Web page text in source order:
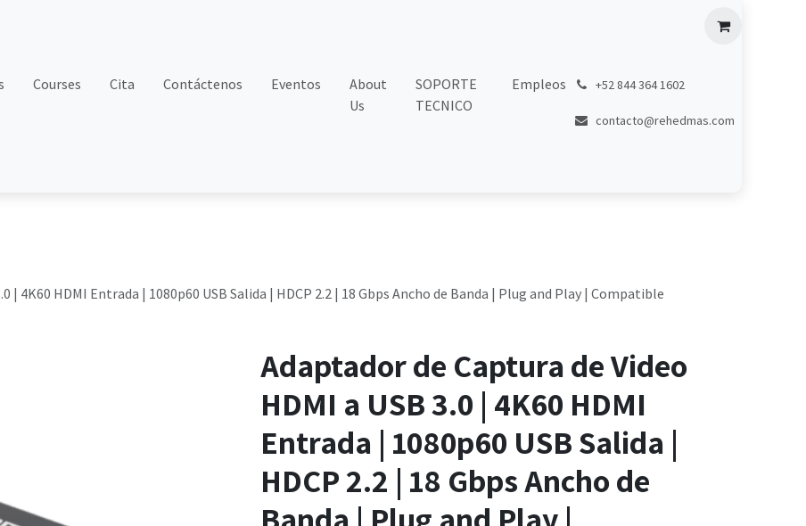
Courses Cita Contáctenos Eventos
About
Us
SOPORTE
TECNICO
Empleos +52 844 364 1602
contacto@rehedmas.com
| 4K60 HDMI Entrada | 1080p60 USB Salida | HDCP 2.2 | 18 Gbps Ancho de Banda | Plug and Play | Compatible
Adaptador de Captura de Video
HDMI a USB 3.0 | 4K60 HDMI
Entrada | 1080p60 USB Salida |
HDCP 2.2 | 18 Gbps Ancho de